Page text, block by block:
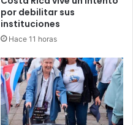
por debilitar sus
instituciones
Hace 11 horas